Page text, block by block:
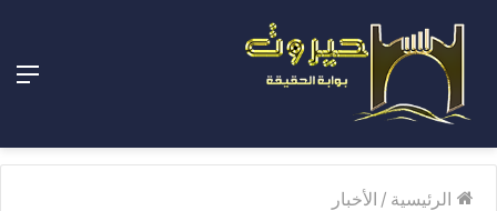
الرئيسية / الأخبار